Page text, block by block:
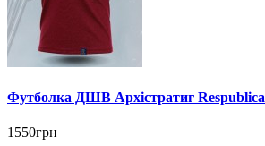
Футболка ДШВ Архістратиг Respublica
1550грн